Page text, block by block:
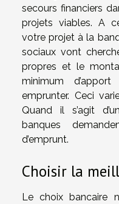
secours financiers
projets viables. A
votre projet à la
sociaux vont
propres et le
minimum
emprunter. Ceci
Quand il s’agit
banques
d’emprunt.
Choisir la
Le choix bancaire